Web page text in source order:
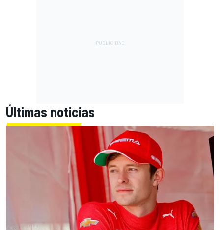
Últimas noticias